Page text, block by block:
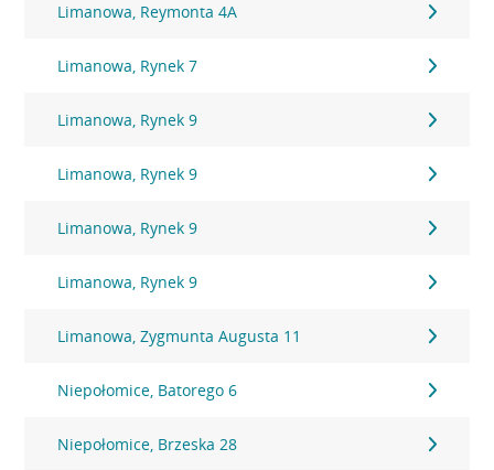
Limanowa, Reymonta 4A
Limanowa, Rynek 7
Limanowa, Rynek 9
Limanowa, Rynek 9
Limanowa, Rynek 9
Limanowa, Rynek 9
Limanowa, Zygmunta Augusta 11
Niepołomice, Batorego 6
Niepołomice, Brzeska 28